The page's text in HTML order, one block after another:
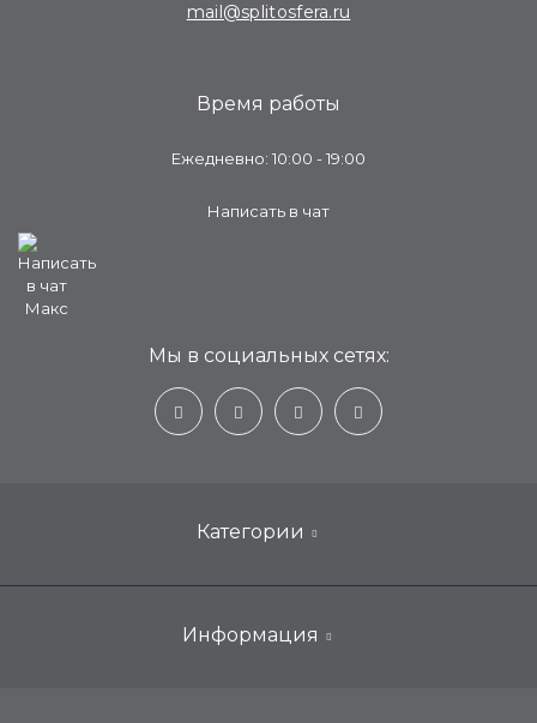
mail@splitosfera.ru
Категории
Настенные кондиционеры для дома
Информация
Время работы
Ежедневно: 10:00 - 19:00
Написать в чат
Мы в социальных сетях: